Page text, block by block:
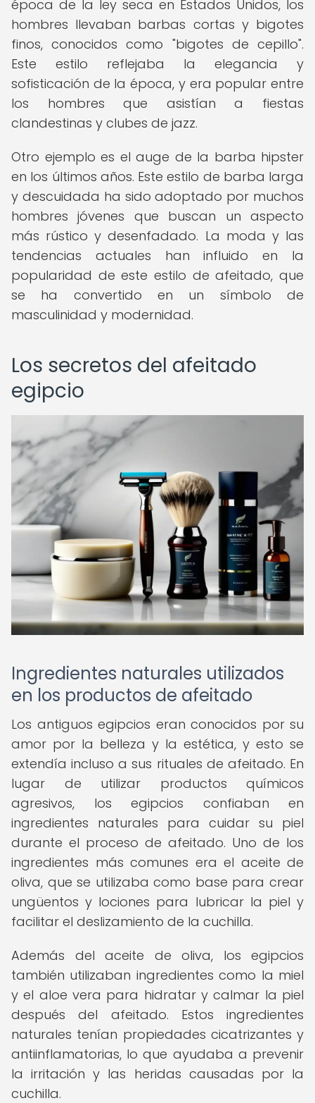
época de la ley seca en Estados Unidos, los
hombres llevaban barbas cortas y bigotes
finos, conocidos como "bigotes de cepillo".
Este estilo reflejaba la elegancia y
sofisticación de la época, y era popular entre
los hombres que asistían a fiestas
clandestinas y clubes de jazz.
Otro ejemplo es el auge de la barba hipster
en los últimos años. Este estilo de barba larga
y descuidada ha sido adoptado por muchos
hombres jóvenes que buscan un aspecto
más rústico y desenfadado. La moda y las
tendencias actuales han influido en la
popularidad de este estilo de afeitado, que
se ha convertido en un símbolo de
masculinidad y modernidad.
Los secretos del afeitado
egipcio
Ingredientes naturales utilizados
en los productos de afeitado
Los antiguos egipcios eran conocidos por su
amor por la belleza y la estética, y esto se
extendía incluso a sus rituales de afeitado. En
lugar de utilizar productos químicos
agresivos, los egipcios confiaban en
ingredientes naturales para cuidar su piel
durante el proceso de afeitado. Uno de los
ingredientes más comunes era el aceite de
oliva, que se utilizaba como base para crear
ungüentos y lociones para lubricar la piel y
facilitar el deslizamiento de la cuchilla.
Además del aceite de oliva, los egipcios
también utilizaban ingredientes como la miel
y el aloe vera para hidratar y calmar la piel
después del afeitado. Estos ingredientes
naturales tenían propiedades cicatrizantes y
antiinflamatorias, lo que ayudaba a prevenir
la irritación y las heridas causadas por la
cuchilla.